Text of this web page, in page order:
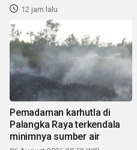
12 jam lalu
Pemadaman karhutla di
Palangka Raya terkendala
minimnya sumber air